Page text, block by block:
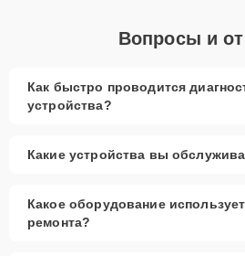
Вопросы и
Как быстро проводится
устройства?
Какие устройства вы
Какое оборудование
ремонта?